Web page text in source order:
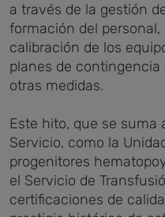
a través de la gestión
formación del
calibración de los
planes de
otras medidas.
Este hito, que se suma
Servicio, como la
progenitores
el Servicio de
certificaciones de